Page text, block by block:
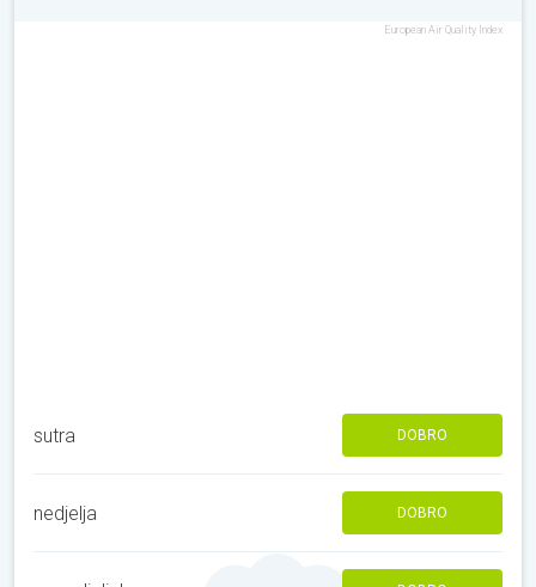
European Air Quality Index
sutra DOBRO
nedjelja DOBRO